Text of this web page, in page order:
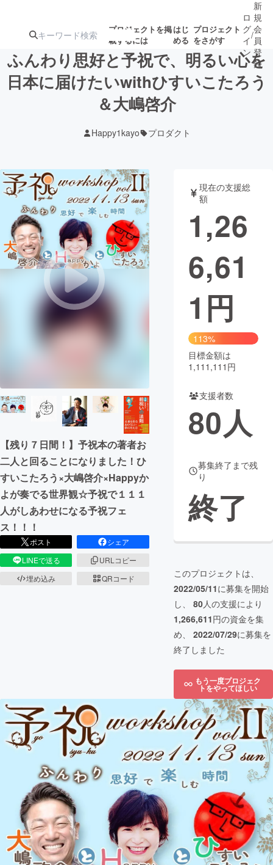
プロジェクトを掲
載するには
はじ
める
プロジェクト
をさがす
注目の新着プロ募集終了が近いプ
テクノロジー・ガジェット
映像・映画 書籍・雑誌
ビジネス・起業 チャレンジ
まちづくり・地域活性化
CAMPFIRE for Social Good
CAMPFIRE Creation
CAMPFIREふるさと納税
コミュニティ
ロ
グ
イ
ン
/
新
規
会
員
登
録
ふんわり思好と予祝で、明るい心を
日本に届けたいwithひすいこたろう
＆大嶋啓介
Happy1kayo プロダクト
【残り７日間！】予祝本の著者お
二人と回ることになりました！ひ
すいこたろう×大嶋啓介×Happyか
よが奏でる世界観☆予祝で１１１
人がしあわせになる予祝フェ
ス！！！
ポスト
シェア
LINEで送る
URLコピー
埋め込み
QRコード
現在の支援総
額
1,26
6,61
1 円
113%
目標金額は
1,111,111円
支援者数
80人
募集終了まで残
り
終了
このプロジェクトは、
2022/05/11に募集を開始
し、 80人の支援により
1,266,611円の資金を集
め、 2022/07/29に募集を
終了しました
もう一度プロジェク
トをやってほしい